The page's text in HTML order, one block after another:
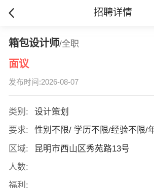
招聘详情
箱包设计师/全职
面议
发布时间:2026-08-07
类别:
设计策划
要求:
性别不限/ 学历不限/经验不限/
区域:
昆明市西山区秀苑路13号
人数:
福利: